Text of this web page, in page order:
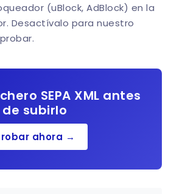
(uBlock, AdBlock) en la
Desactívalo para nuestro
SEPA XML antes
de subirlo
ahora →